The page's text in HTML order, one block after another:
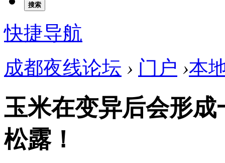
搜索
快捷导航
成都夜线论坛 › 门户 ›本
玉米在变异后会形
松露！